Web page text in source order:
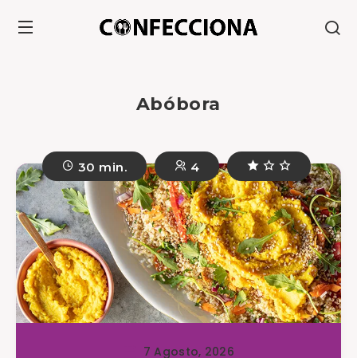
Abóbora
30 min. 4
7 Agosto, 2026